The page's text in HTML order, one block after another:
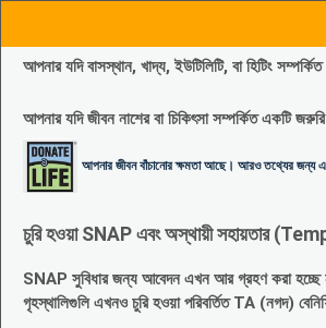
আপনার যদি বাসস্থান, খাদ্য, ইউটিলিটি, বা হিটিং
আপনার যদি জীবন নাশের বা চিকিৎসা সম্পর্কিত একটি
আপনার জীবন বাঁচানোর ক্ষমতা আছে। আরও তথ্যের জন্য
চুরি হওয়া SNAP এবং অস্থায়ী সহায়তার
SNAP সুবিধার জন্য আবেদন এখন আর গ্রহণ করা হচ্ছে
গৃহস্থালিগুলি এখনও চুরি হওয়া পরিবর্তিত TA (নগদ)